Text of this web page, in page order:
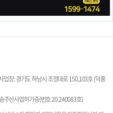
업장: 경기도 하남시 조정대로 150,103호 (덕풍
주선사업허가증(번호 20 240083호)